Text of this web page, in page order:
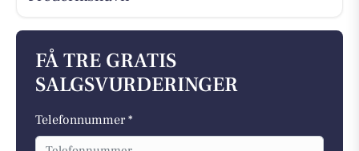
FÅ TRE GRATIS
SALGSVURDERINGER
Telefonnummer *